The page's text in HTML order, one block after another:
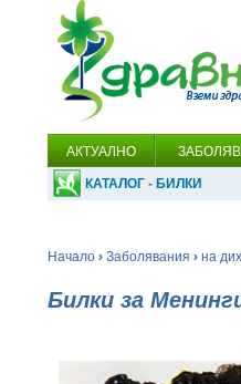
АКТУАЛНО
КАТАЛОГ - БИЛКИ
Начало › Заболявания › на
Билки за